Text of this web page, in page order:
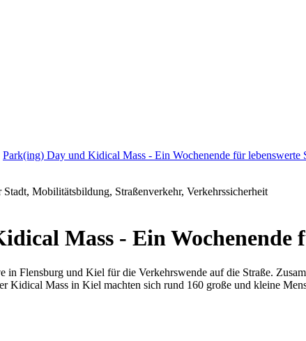
Park(ing) Day und Kidical Mass - Ein Wochenende für lebenswerte
Mobilitätsbildung, Straßenverkehr, Verkehrssicherheit
Mass - Ein Wochenende
Flensburg und Kiel für die Verkehrswende auf die Straße.
Kidical Mass in Kiel machten sich rund 160 große und kleine